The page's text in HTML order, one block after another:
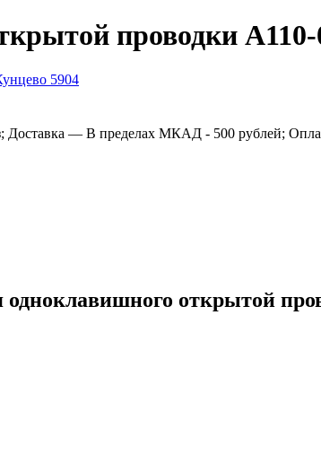
проводки А110-
; Доставка — В пределах МКАД - 500 рублей;
открытой